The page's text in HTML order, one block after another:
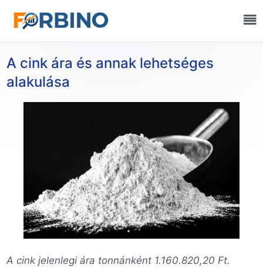
A cink ára és annak lehetséges
alakulása
A cink jelenlegi ára tonnánként 1.160.820,20 Ft.